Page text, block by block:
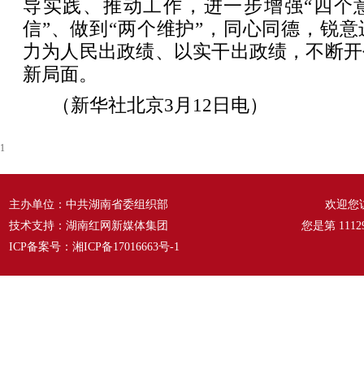
导实践、推动工作，进一步增强“四个
信”、做到“两个维护”，同心同德，锐
力为人民出政绩、以实干出政绩，不断
新局面。
（新华社北京3月12日电）
1
主办单位：中共湖南省委组织部
技术支持：湖南红网新媒体集团
ICP备案号： 湘ICP备17016663号-1
欢迎您
您是第